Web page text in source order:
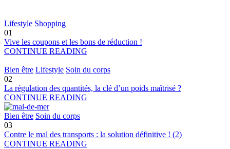
Lifestyle Shopping
01
Vive les coupons et les bons de réduction !
CONTINUE READING
Bien être Lifestyle Soin du corps
02
La régulation des quantités, la clé d’un poids maîtrisé ?
CONTINUE READING
Bien être Soin du corps
03
Contre le mal des transports : la solution définitive ! (2)
CONTINUE READING